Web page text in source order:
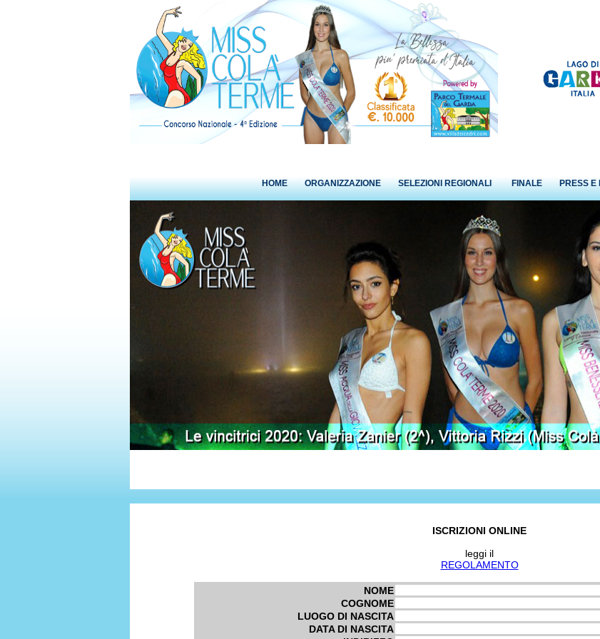
HOME ORGANIZZAZIONE SELEZIONI REGIONALI FINALE PRESS E
ISCRIZIONI ONLINE
leggi il
REGOLAMENTO
NOME
COGNOME
LUOGO DI NASCITA
DATA DI NASCITA